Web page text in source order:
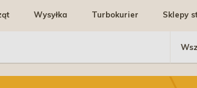
Wysyłka Turbokurier Sklepy